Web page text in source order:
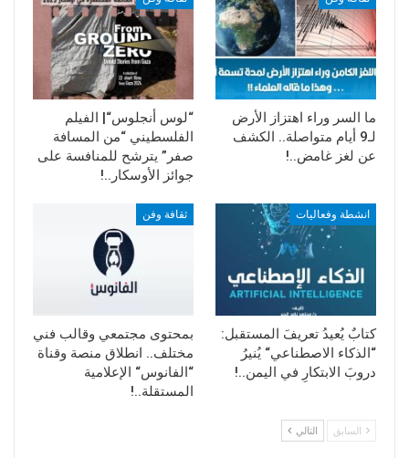
الحيوية”
ما السر وراء اهتزاز الأرض
لـ9 أيام متواصلة.. الكشف
عن لغز غامض..!
“لوس أنجلوس“| الفيلم
الفلسطيني “من المسافة
صفر” يترشح للمنافسة على
جوائز الأوسكار..!
انشطة وفعاليات
كتابٌ يُعيدُ تعريفَ المستقبل:
“الذكاء الاصطناعي“ يُنيرُ
دروبَ الابتكارِ في اليمن..!
ثقافة وفن
بمحتوى مجتمعي وقالب فني
مختلف.. انطلاق منصة وقناة
“الفانوس“ الإعلامية
المستقلة..!
السابق التالي